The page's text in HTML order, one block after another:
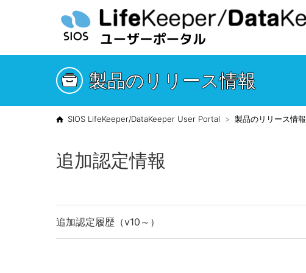
製品のリリース情報
SIOS LifeKeeper/DataKeeper User Portal 製品のリリース情報
追加認定情報
追加認定履歴（v10～）